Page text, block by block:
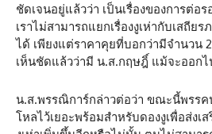
ชัดเจนอยู่แล้วว่า เป็นเรื่องของการต่อ
เราไม่สามารถแยกเรื่องงูเห่ากับเสถีย
ได้ เพียงแต่ราคาคุยที่บอกว่ามีจำนวน
เห็นชัดแล้วว่ามี น.ส.กฤษฎิ์ แม้จะออก
น.ส.พรรณิการ์กล่าวต่อว่า ขณะนี้พรรค
โหลไว้เยอะพร้อมสำหรับดองงูเพื่อส่งเ